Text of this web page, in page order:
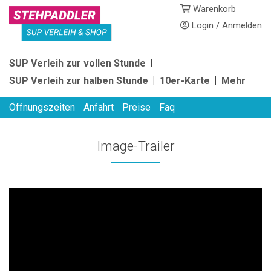
Skip
content
STEHPADDLER
SUP
VERLEIH
Login / Anmelden
Warenkorb
SUP Verleih zur vollen Stunde
SUP Verleih zur halben Stunde
10er-Karte Mehr
Öffnungszeiten Anfahrt Preise Faq
Image-Trailer